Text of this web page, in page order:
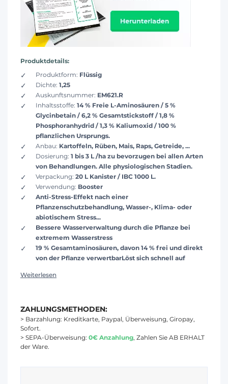
Produktdetails:
Produktform: Flüssig
Dichte: 1,25
Auskunftsnummer: EM621.R
Inhaltsstoffe: 14 % Freie L-Aminosäuren / 5 %
Glycinbetain / 6,2 % Gesamtstickstoff / 1,8 %
Phosphoranhydrid / 1,3 % Kaliumoxid / 100 %
pflanzlichen Ursprungs.
Anbau: Kartoffeln, Rüben, Mais, Raps, Getreide, ...
Dosierung: 1 bis 3 L /ha zu bevorzugen bei allen Arten
von Behandlungen. Alle physiologischen Stadien.
Verpackung: 20 L Kanister / IBC 1000 L.
Verwendung: Booster
Anti-Stress-Effekt nach einer
Pflanzenschutzbehandlung, Wasser-, Klima- oder
abiotischem Stress...
Bessere Wasserverwaltung durch die Pflanze bei
extremem Wasserstress
19 % Gesamtaminosäuren, davon 14 % frei und direkt
von der Pflanze verwertbarLöst sich schnell auf
Weiterlesen
ZAHLUNGSMETHODEN:
> Barzahlung: Kreditkarte, Paypal, Überweisung, Giropay,
Sofort.
> SEPA-Überweisung: 0€ Anzahlung, Zahlen Sie AB ERHALT
der Ware.